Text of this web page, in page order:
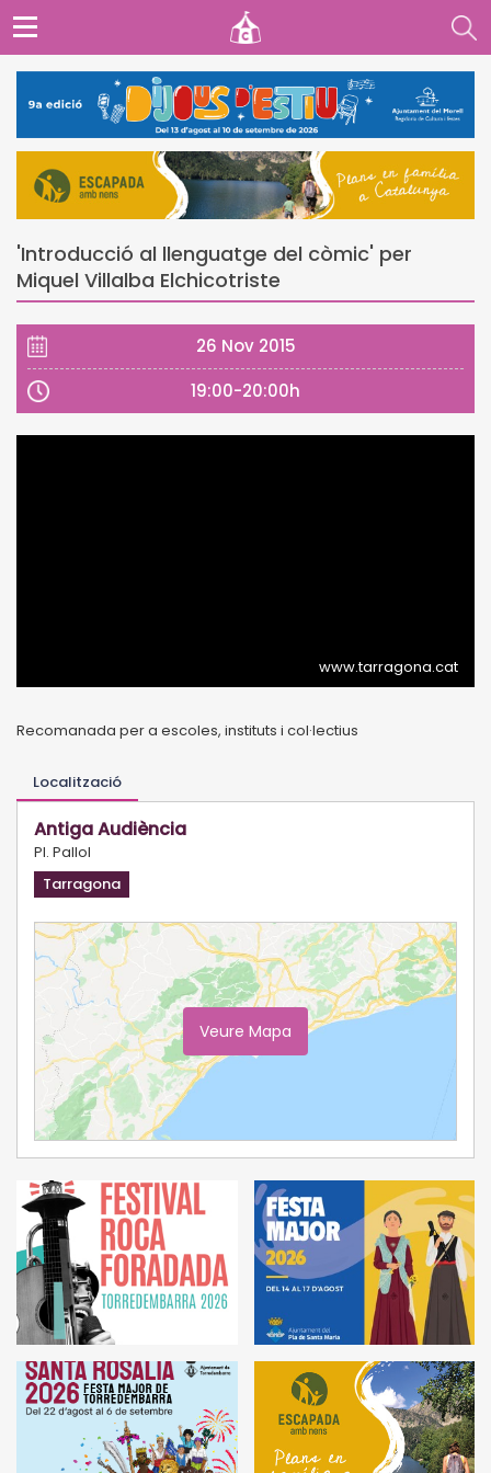
'Introducció al llenguatge del còmic' per
Miquel Villalba Elchicotriste
26 Nov 2015
19:00-20:00h
www.tarragona.cat
Recomanada per a escoles, instituts i col·lectius
Localització
Antiga Audiència
Pl. Pallol
Tarragona
Veure Mapa